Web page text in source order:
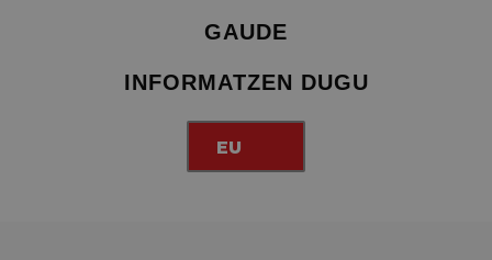
GAUDE
INFORMATZEN DUGU
EU